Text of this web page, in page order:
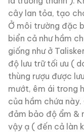
cây lan tỏa, tạo
Ở môi trường đặc
biển cả như hầm
giống như ở
độ lưu trữ tối ưu (
thùng rượu được
mướt, êm ái trong
của hầm chứa
đảm bảo độ ẩm &
vậy ạ ( đến cả làn